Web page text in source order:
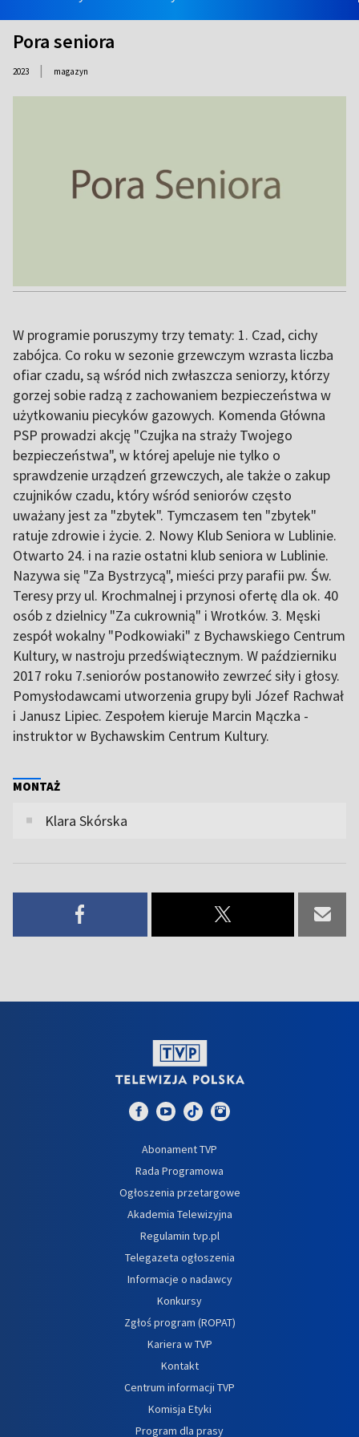
Pora seniora
2023 | magazyn
W programie poruszymy trzy tematy: 1. Czad, cichy
zabójca. Co roku w sezonie grzewczym wzrasta liczba
ofiar czadu, są wśród nich zwłaszcza seniorzy, którzy
gorzej sobie radzą z zachowaniem bezpieczeństwa w
użytkowaniu piecyków gazowych. Komenda Główna
PSP prowadzi akcję "Czujka na straży Twojego
bezpieczeństwa", w której apeluje nie tylko o
sprawdzenie urządzeń grzewczych, ale także o zakup
czujników czadu, który wśród seniorów często
uważany jest za "zbytek". Tymczasem ten "zbytek"
ratuje zdrowie i życie. 2. Nowy Klub Seniora w Lublinie.
Otwarto 24. i na razie ostatni klub seniora w Lublinie.
Nazywa się "Za Bystrzycą", mieści przy parafii pw. Św.
Teresy przy ul. Krochmalnej i przynosi ofertę dla ok. 40
osób z dzielnicy "Za cukrownią" i Wrotków. 3. Męski
zespół wokalny "Podkowiaki" z Bychawskiego Centrum
Kultury, w nastroju przedświątecznym. W październiku
2017 roku 7.seniorów postanowiło zewrzeć siły i głosy.
Pomysłodawcami utworzenia grupy byli Józef Rachwał
i Janusz Lipiec. Zespołem kieruje Marcin Mączka -
instruktor w Bychawskim Centrum Kultury.
MONTAŻ
Klara Skórska
Abonament TVP
Rada Programowa
Ogłoszenia przetargowe
Akademia Telewizyjna
Regulamin tvp.pl
Telegazeta ogłoszenia
Informacje o nadawcy
Konkursy
Zgłoś program (ROPAT)
Kariera w TVP
Kontakt
Centrum informacji TVP
Komisja Etyki
Program dla prasy